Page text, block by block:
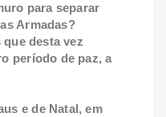
para separar
Armadas?
desta vez
período de paz, a
e de Natal, em